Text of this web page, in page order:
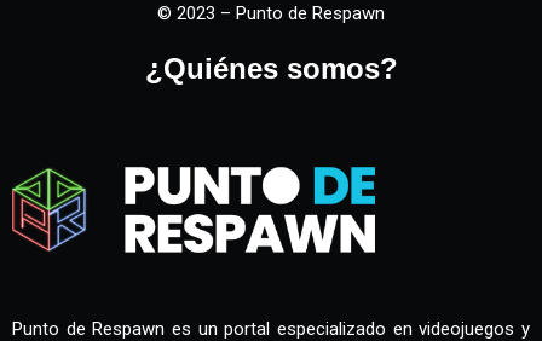
© 2023 – Punto de Respawn
¿Quiénes somos?
Punto de Respawn es un portal especializado en videojuegos y